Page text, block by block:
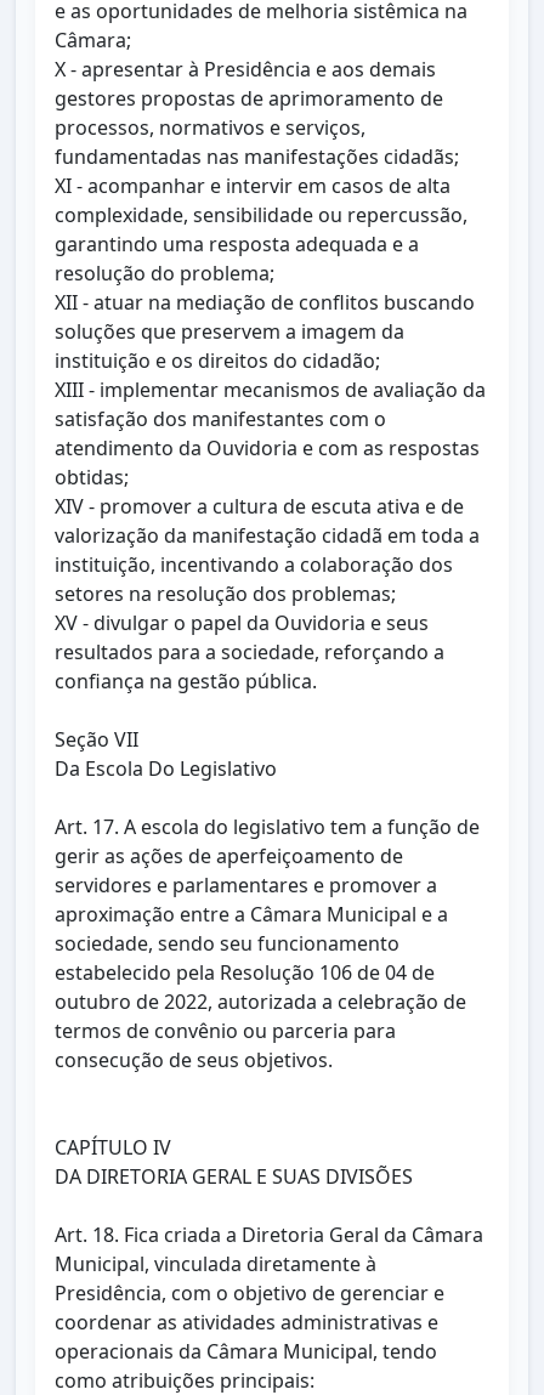
e as oportunidades de melhoria sistêmica na
Câmara;
X - apresentar à Presidência e aos demais
gestores propostas de aprimoramento de
processos, normativos e serviços,
fundamentadas nas manifestações cidadãs;
XI - acompanhar e intervir em casos de alta
complexidade, sensibilidade ou repercussão,
garantindo uma resposta adequada e a
resolução do problema;
XII - atuar na mediação de conflitos buscando
soluções que preservem a imagem da
instituição e os direitos do cidadão;
XIII - implementar mecanismos de avaliação da
satisfação dos manifestantes com o
atendimento da Ouvidoria e com as respostas
obtidas;
XIV - promover a cultura de escuta ativa e de
valorização da manifestação cidadã em toda a
instituição, incentivando a colaboração dos
setores na resolução dos problemas;
XV - divulgar o papel da Ouvidoria e seus
resultados para a sociedade, reforçando a
confiança na gestão pública.
Seção VII
Da Escola Do Legislativo
Art. 17. A escola do legislativo tem a função de
gerir as ações de aperfeiçoamento de
servidores e parlamentares e promover a
aproximação entre a Câmara Municipal e a
sociedade, sendo seu funcionamento
estabelecido pela Resolução 106 de 04 de
outubro de 2022, autorizada a celebração de
termos de convênio ou parceria para
consecução de seus objetivos.
CAPÍTULO IV
DA DIRETORIA GERAL E SUAS DIVISÕES
Art. 18. Fica criada a Diretoria Geral da Câmara
Municipal, vinculada diretamente à
Presidência, com o objetivo de gerenciar e
coordenar as atividades administrativas e
operacionais da Câmara Municipal, tendo
como atribuições principais: